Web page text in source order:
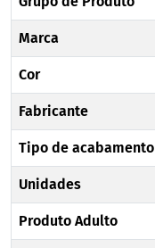
Marca
Cor
Fabricante
Tipo de acabamento
Unidades
Produto Adulto